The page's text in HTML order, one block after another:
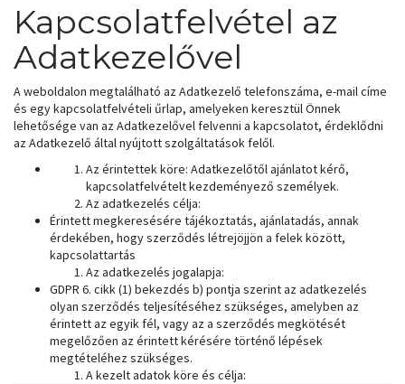
Kapcsolatfelvétel az
Adatkezelővel
A weboldalon megtalálható az Adatkezelő telefonszáma, e-mail címe
és egy kapcsolatfelvételi űrlap, amelyeken keresztül Önnek
lehetősége van az Adatkezelővel felvenni a kapcsolatot, érdeklődni
az Adatkezelő által nyújtott szolgáltatások felől.
Az érintettek köre: Adatkezelőtől ajánlatot kérő,
kapcsolatfelvételt kezdeményező személyek.
Az adatkezelés célja:
Érintett megkeresésére tájékoztatás, ajánlatadás, annak
érdekében, hogy szerződés létrejöjjön a felek között,
kapcsolattartás
Az adatkezelés jogalapja:
GDPR 6. cikk (1) bekezdés b) pontja szerint az adatkezelés
olyan szerződés teljesítéséhez szükséges, amelyben az
érintett az egyik fél, vagy az a szerződés megkötését
megelőzően az érintett kérésére történő lépések
megtételéhez szükséges.
A kezelt adatok köre és célja: